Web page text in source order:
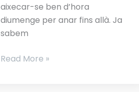
aixecar-se ben d’hora
diumenge per anar fins allà. Ja
sabem
Read More »